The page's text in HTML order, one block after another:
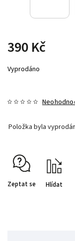
390 Kč
Vyprodáno
Položka byla
Zeptat se Hlídat